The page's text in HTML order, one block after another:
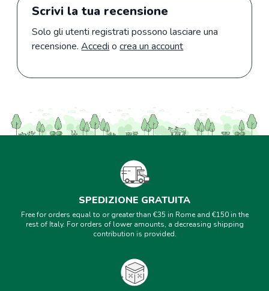
Scrivi la tua recensione
Solo gli utenti registrati possono lasciare una
recensione.Accedi ocrea un account
SPEDIZIONE GRATUITA
Free for orders equal to or greater than €35 in Rome and €150 in the
rest of Italy. For orders of lower amounts, a decreasing shipping
contribution is provided.